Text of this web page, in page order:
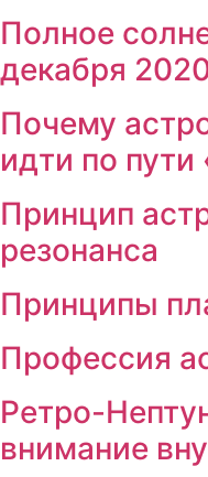
Полное
декабря
Почему
идти по
Принцип
резонанса
Принципы
Профессия
Ретро-
внимание